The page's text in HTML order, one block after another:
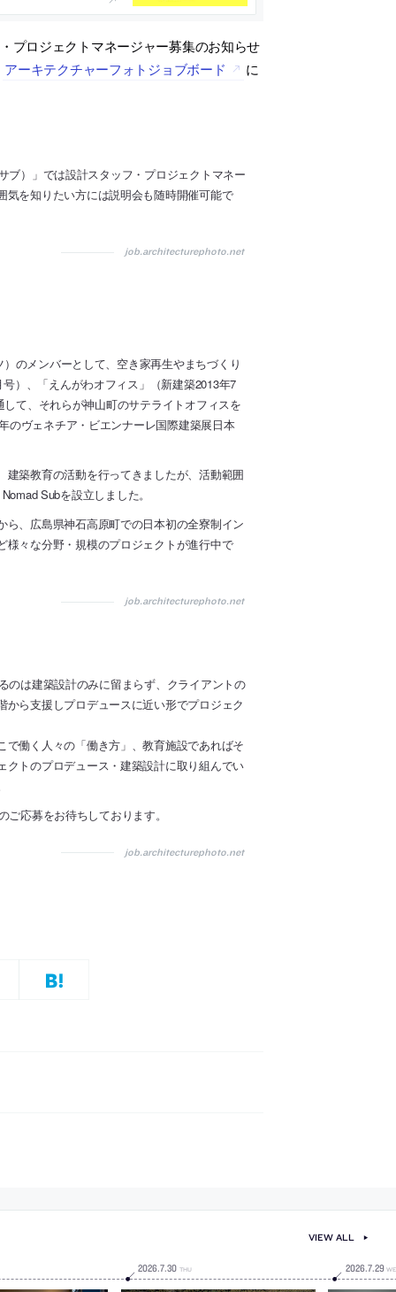
プロジェクトマネージャー募集のお知らせ
アーキテクチャーフォトジョブボード に
ブ）」では設計スタッフ・プロジェクトマネー
を知りたい方には説明会も随時開催可能で
job.architecturephoto.net
のメンバーとして、空き家再生やまちづくり
）、「えんがわオフィス」（新建築2013年7
て、それらが神山町のサテライトオフィスを
のヴェネチア・ビエンナーレ国際建築展日本
築教育の活動を行ってきましたが、活動範囲
Subを設立しました。
、広島県神石高原町での日本初の全寮制イン
々な分野・規模のプロジェクトが進行中で
job.architecturephoto.net
のは建築設計のみに留まらず、クライアントの
ら支援しプロデュースに近い形でプロジェク
働く人々の「働き方」、教育施設であればそ
トのプロデュース・建築設計に取り組んでい
応募をお待ちしております。
job.architecturephoto.net
2026.7.30 THU 2026.7.29
VIEW ALL